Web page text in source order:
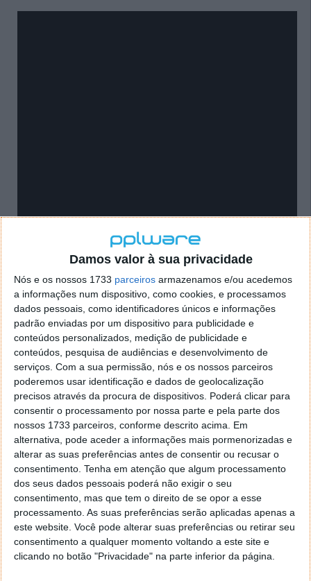
Damos valor à sua privacidade
Nós e os nossos 1733 parceiros armazenamos e/ou acedemos
a informações num dispositivo, como cookies, e processamos
dados pessoais, como identificadores únicos e informações
padrão enviadas por um dispositivo para publicidade e
conteúdos personalizados, medição de publicidade e
conteúdos, pesquisa de audiências e desenvolvimento de
serviços. Com a sua permissão, nós e os nossos parceiros
poderemos usar identificação e dados de geolocalização
precisos através da procura de dispositivos. Poderá clicar para
consentir o processamento por nossa parte e pela parte dos
nossos 1733 parceiros, conforme descrito acima. Em
alternativa, pode aceder a informações mais pormenorizadas e
alterar as suas preferências antes de consentir ou recusar o
consentimento. Tenha em atenção que algum processamento
dos seus dados pessoais poderá não exigir o seu
consentimento, mas que tem o direito de se opor a esse
processamento. As suas preferências serão aplicadas apenas a
este website. Você pode alterar suas preferências ou retirar seu
consentimento a qualquer momento voltando a este site e
clicando no botão "Privacidade" na parte inferior da página.
Na conferência a PiSoftTech, criadora deste produto,
além da sua apresentação reforçou a aceitação do
público. Na plataforma Indiegogo, conseguiu um
financiamento de mais de 180 mil dólares. Muito
além dos 20 mil necessários para o arranque do
projeto.
Além disso, esta câmara, segundo o embaixador da
marca, surge como um divisor de águas. Quer ele
com isto dizer que a captação de partilha de imagens
a 360º vai começar a mudar a partir daqui.